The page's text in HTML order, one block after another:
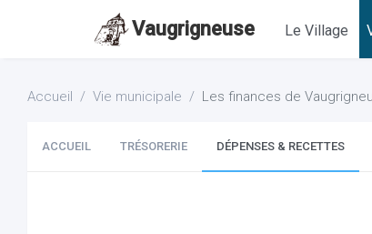
Vaugrigneuse Le Village
Accueil Vie municipale Les finances de
ACCUEIL TRÉSORERIE DÉPENSES & RECETTES